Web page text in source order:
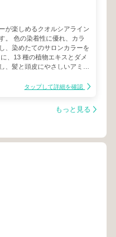
が楽しめるクオルシアライン
。 色の染着性に優れ、カラ
、染めたてのサロンカラーを
、13 種の植物エキスとダメ
髪と頭皮にやさしいアミノ
※加水分解ケラチン（羊毛）
タップして詳細を確認
もっと見る